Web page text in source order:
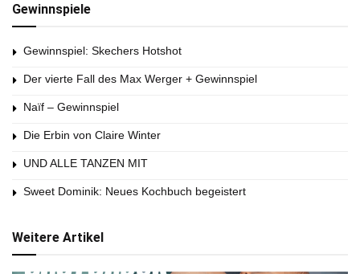
Gewinnspiele
Gewinnspiel: Skechers Hotshot
Der vierte Fall des Max Werger + Gewinnspiel
Naïf – Gewinnspiel
Die Erbin von Claire Winter
UND ALLE TANZEN MIT
Sweet Dominik: Neues Kochbuch begeistert
Weitere Artikel